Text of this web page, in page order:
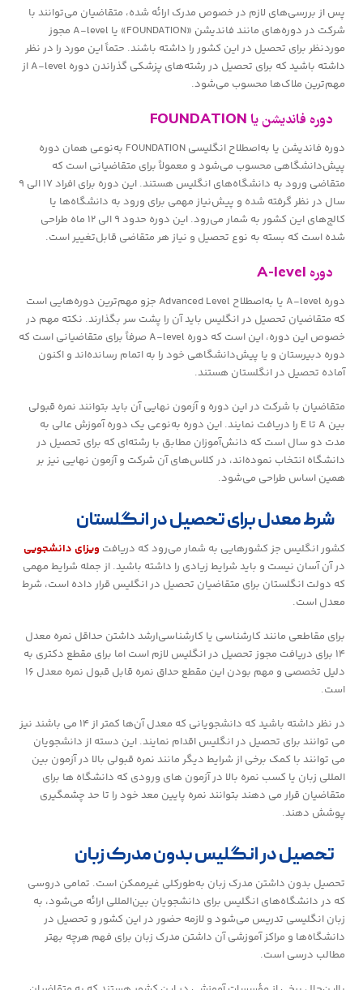
پس از بررسی‌های لازم در خصوص مدرک ارائه شده، متقاضیان می‌توانند با
شرکت در دوره‌های مانند فاندیشن «FOUNDATION» یا A-level مجوز
موردنظر برای تحصیل در این کشور را داشته باشند. حتماً این مورد را در نظر
داشته باشید که برای تحصیل در رشته‌های پزشکی گذراندن دوره A-level از
مهم‌ترین ملاک‌ها محسوب می‌شود.
دوره فاندیشن یا FOUNDATION
دوره فاندیشن یا به‌اصطلاح انگلیسی FOUNDATION به‌نوعی همان دوره
پیش‌دانشگاهی محسوب می‌شود و معمولاً برای متقاضیانی است که
متقاضی ورود به دانشگاه‌های انگلیس هستند. این دوره برای افراد ۱۷ الی ۹
سال در نظر گرفته شده و پیش‌نیاز مهمی برای ورود به دانشگاه‌ها یا
کالج‌های این کشور به شمار می‌رود. این دوره حدود ۹ الی ۱۲ ماه طراحی
شده است که بسته به نوع تحصیل و نیاز هر متقاضی قابل‌تغییر است.
دوره A-level
دوره A-level یا به‌اصطلاح Advanced Level جزو مهم‌ترین دوره‌هایی است
که متقاضیان تحصیل در انگلیس باید آن را پشت سر بگذارند. نکته مهم در
خصوص این دوره، این است که دوره A-level صرفاً برای متقاضیانی است که
دوره دبیرستان و یا پیش‌دانشگاهی خود را به اتمام رسانده‌اند و اکنون
آماده تحصیل در انگلستان هستند.
متقاضیان با شرکت در این دوره و آزمون نهایی آن باید بتوانند نمره قبولی
بین A تا E را دریافت نمایند. این دوره به‌نوعی یک دوره آموزش عالی به
مدت دو سال است که دانش‌آموزان مطابق با رشته‌ای که برای تحصیل در
دانشگاه انتخاب نموده‌اند، در کلاس‌های آن شرکت و آزمون نهایی نیز بر
همین اساس طراحی می‌شود.
شرط معدل برای تحصیل در انگلستان
کشور انگلیس جز کشورهایی به شمار می‌رود که دریافت ویزای دانشجویی
در آن آسان نیست و باید شرایط زیادی را داشته باشید. از جمله شرایط مهمی
که دولت انگلستان برای متقاضیان تحصیل در انگلیس قرار داده است، شرط
معدل است.
برای مقاطعی مانند کارشناسی یا کارشناسی‌ارشد داشتن حداقل نمره معدل
۱۴ برای دریافت مجوز تحصیل در انگلیس لازم است اما برای مقطع دکتری به
دلیل تخصصی و مهم بودن این مقطع حداق نمره قابل قبول نمره معدل ۱۶
است.
در نظر داشته باشید که دانشجویانی که معدل آن‌ها کمتر از ۱۴ می باشند نیز
می توانند برای تحصیل در انگلیس اقدام نمایند. این دسته از دانشجویان
می توانند با کمک برخی از شرایط دیگر مانند نمره قبولی بالا در آزمون بین
المللی زبان یا کسب نمره بالا در آزمون های ورودی که دانشگاه ها برای
متقاضیان قرار می دهند بتوانند نمره پایین معد خود را تا حد چشمگیری
پوشش دهند.
تحصیل در انگلیس بدون مدرک زبان
تحصیل بدون داشتن مدرک زبان به‌طورکلی غیرممکن است. تمامی دروسی
که در دانشگاه‌های انگلیس برای دانشجویان بین‌المللی ارائه می‌شود، به
زبان انگلیسی تدریس می‌شود و لازمه حضور در این کشور و تحصیل در
دانشگاه‌ها و مراکز آموزشی آن داشتن مدرک زبان برای فهم هرچه بهتر
مطالب درسی است.